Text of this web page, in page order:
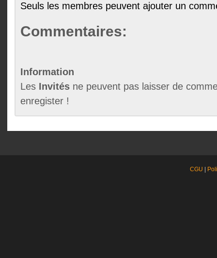
Seuls les membres peuvent ajouter un
Commentaires:
Information
Les Invités ne peuvent pas laisser de
enregister !
CGU